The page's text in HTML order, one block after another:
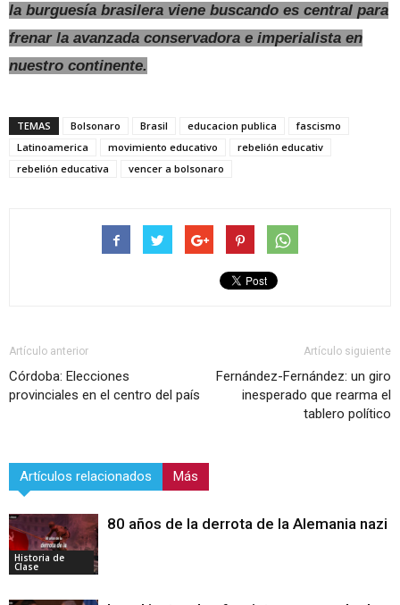
la burguesía brasilera viene buscando es central para
frenar la avanzada conservadora e imperialista en
nuestro continente.
TEMAS Bolsonaro Brasil educacion publica
fascismo
Latinoamerica
movimiento educativo
rebelión educativ
rebelión educativa
vencer a bolsonaro
Artículo anterior
Córdoba: Elecciones
provinciales en el centro del país
Artículo siguiente
Fernández-Fernández: un giro
inesperado que rearma el
tablero político
Artículos relacionados Más
Historia de
Clase
80 años de la derrota de la Alemania nazi